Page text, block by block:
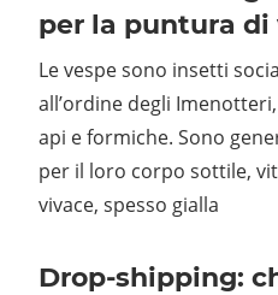
per la puntura di
Le vespe sono insetti
all’ordine degli
api e formiche. Sono
per il loro corpo sottile,
vivace, spesso gialla
Drop-shipping: